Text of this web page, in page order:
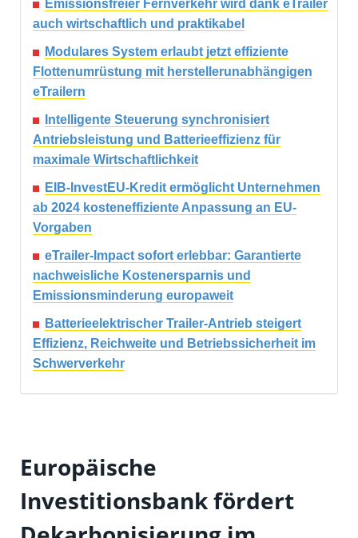
Emissionsfreier Fernverkehr wird dank eTrailer
auch wirtschaftlich und praktikabel
Modulares System erlaubt jetzt effiziente
Flottenumrüstung mit herstellerunabhängigen
eTrailern
Intelligente Steuerung synchronisiert
Antriebsleistung und Batterieeffizienz für
maximale Wirtschaftlichkeit
EIB-InvestEU-Kredit ermöglicht Unternehmen
ab 2024 kosteneffiziente Anpassung an EU-
Vorgaben
eTrailer-Impact sofort erlebbar: Garantierte
nachweisliche Kostenersparnis und
Emissionsminderung europaweit
Batterieelektrischer Trailer-Antrieb steigert
Effizienz, Reichweite und Betriebssicherheit im
Schwerverkehr
Europäische
Investitionsbank fördert